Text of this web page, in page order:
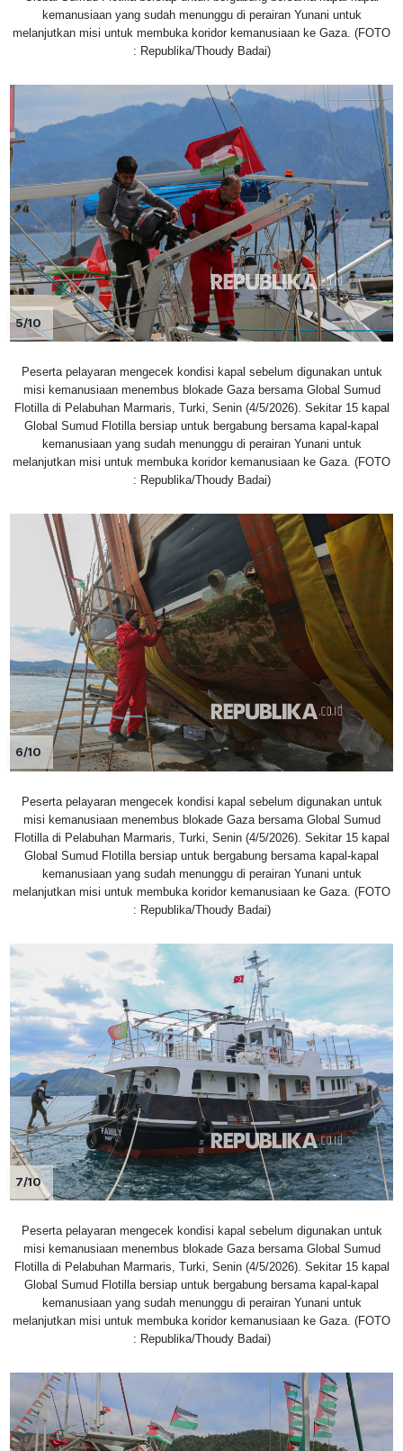
kemanusiaan yang sudah menunggu di perairan Yunani untuk
melanjutkan misi untuk membuka koridor kemanusiaan ke Gaza. (FOTO
: Republika/Thoudy Badai)
5/10
Peserta pelayaran mengecek kondisi kapal sebelum digunakan untuk
misi kemanusiaan menembus blokade Gaza bersama Global Sumud
Flotilla di Pelabuhan Marmaris, Turki, Senin (4/5/2026). Sekitar 15 kapal
Global Sumud Flotilla bersiap untuk bergabung bersama kapal-kapal
kemanusiaan yang sudah menunggu di perairan Yunani untuk
melanjutkan misi untuk membuka koridor kemanusiaan ke Gaza. (FOTO
: Republika/Thoudy Badai)
6/10
Peserta pelayaran mengecek kondisi kapal sebelum digunakan untuk
misi kemanusiaan menembus blokade Gaza bersama Global Sumud
Flotilla di Pelabuhan Marmaris, Turki, Senin (4/5/2026). Sekitar 15 kapal
Global Sumud Flotilla bersiap untuk bergabung bersama kapal-kapal
kemanusiaan yang sudah menunggu di perairan Yunani untuk
melanjutkan misi untuk membuka koridor kemanusiaan ke Gaza. (FOTO
: Republika/Thoudy Badai)
7/10
Peserta pelayaran mengecek kondisi kapal sebelum digunakan untuk
misi kemanusiaan menembus blokade Gaza bersama Global Sumud
Flotilla di Pelabuhan Marmaris, Turki, Senin (4/5/2026). Sekitar 15 kapal
Global Sumud Flotilla bersiap untuk bergabung bersama kapal-kapal
kemanusiaan yang sudah menunggu di perairan Yunani untuk
melanjutkan misi untuk membuka koridor kemanusiaan ke Gaza. (FOTO
: Republika/Thoudy Badai)